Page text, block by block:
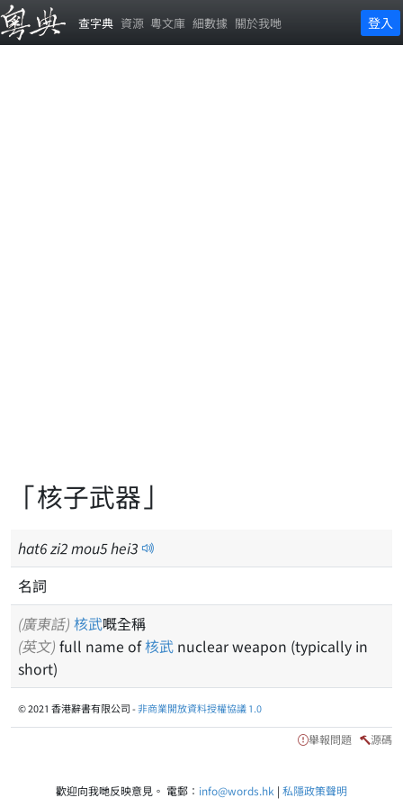
查字典 資源 粵文庫 細數據 關於我哋 登入
「核子武器」
hat6zi2mou5hei3
名詞
(廣東話) 核武嘅全稱
(英文) full name of核武 nuclear weapon (typically in
short)
© 2021 香港辭書有限公司 -非商業開放資料授權協議 1.0
舉報問題 源碼
歡迎向我哋反映意見。 電郵： info@words.hk | 私隱政策聲明